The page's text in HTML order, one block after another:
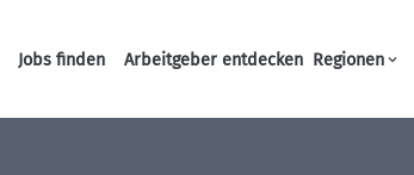
Haupt-Navigation
Jobs finden Arbeitgeber entdecken Regionen